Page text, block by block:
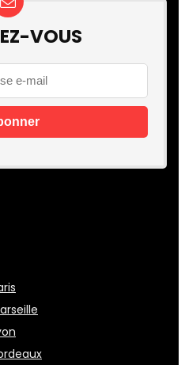
VOUS